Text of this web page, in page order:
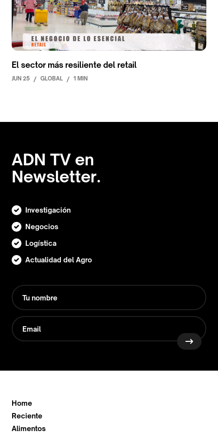
El sector más resiliente del retail
JUN 25 / GLOBAL / 1 MIN
ADN TV en
Newsletter.
Investigación
Negocios
Logística
Actualidad del Agro
Home
Reciente
Alimentos